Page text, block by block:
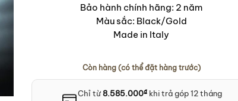
Bảo hành chính hãng: 2 năm
Màu sắc: Black/Gold
Made in Italy
Còn hàng (có thể đặt hàng trước)
Chỉ từ8.585.000₫khi trả góp 12 tháng